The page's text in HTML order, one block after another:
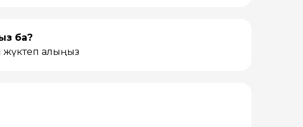
ба?
жүктеп алыңыз